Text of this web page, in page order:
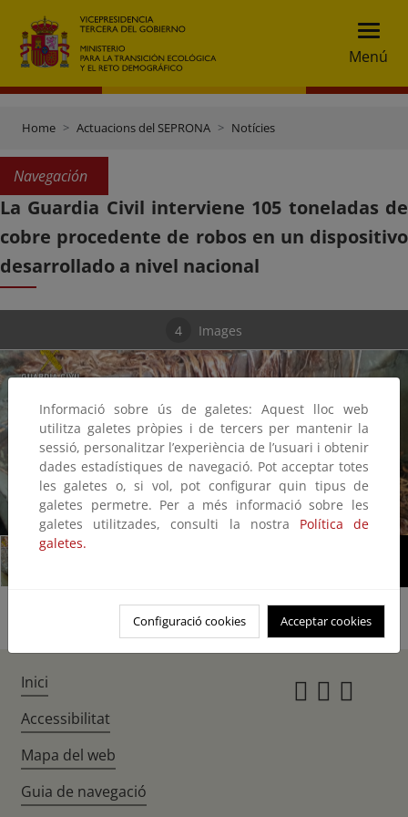
Menú
Home Actuacions del SEPRONA Notícies
Navegación
La Guardia Civil interviene 105 toneladas de
cobre procedente de robos en un dispositivo
desarrollado a nivel nacional
4 Images
1/4
Informació sobre ús de galetes: Aquest lloc web
utilitza galetes pròpies i de tercers per mantenir la
sessió, personalitzar l’experiència de l’usuari i obtenir
dades estadístiques de navegació. Pot acceptar totes
les galetes o, si vol, pot configurar quin tipus de
galetes permetre. Per a més informació sobre les
galetes utilitzades, consulti la nostra Política de
galetes.
Configuració cookies Acceptar cookies
Inici
Accessibilitat
Mapa del web
Guia de navegació